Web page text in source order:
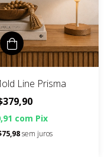
Line Prisma
com Pix
sem juros